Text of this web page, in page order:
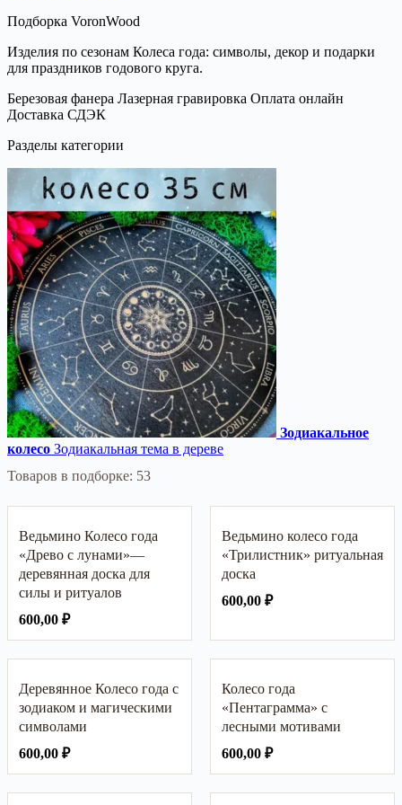
Подборка VoronWood
Изделия по сезонам Колеса года: символы, декор и подарки
для праздников годового круга.
Березовая фанера Лазерная гравировка Оплата онлайн
Доставка СДЭК
Разделы категории
Зодиакальное
колесо Зодиакальная тема в дереве
Товаров в подборке: 53
Ведьмино Колесо года
«Древо с лунами»—
деревянная доска для
силы и ритуалов
600,00 ₽
Ведьмино колесо года
«Трилистник» ритуальная
доска
600,00 ₽
Деревянное Колесо года с
зодиаком и магическими
символами
600,00 ₽
Колесо года
«Пентаграмма» с
лесными мотивами
600,00 ₽